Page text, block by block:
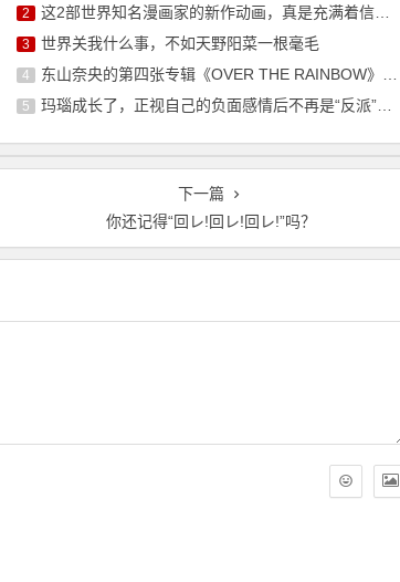
2 这2部世界知名漫画家的新作动画，真是充满着信任感呢
3 世界关我什么事，不如天野阳菜一根毫毛
4 东山奈央的第四张专辑《OVER THE RAINBOW》将于10月7日发售
5 玛瑙成长了，正视自己的负面感情后不再是“反派”角色了
下一篇
你还记得“回レ!回レ!回レ!”吗？